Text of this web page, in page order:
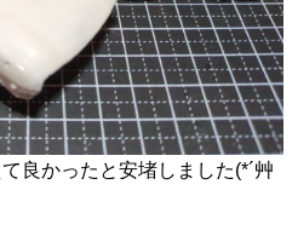
良かったと安堵しました(*´艸